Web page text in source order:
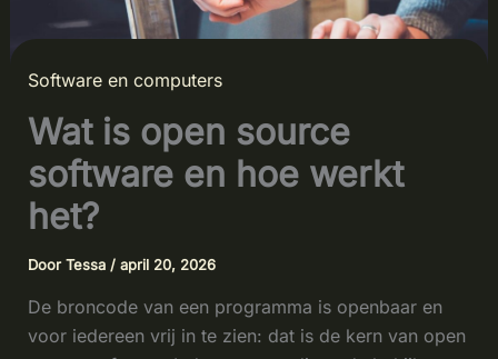
Software en computers
Wat is open source
software en hoe werkt
het?
DoorTessa / april 20, 2026
De broncode van een programma is openbaar en
voor iedereen vrij in te zien: dat is de kern van open